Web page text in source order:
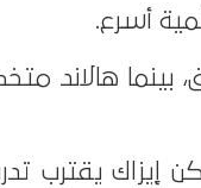
أسرع.
بينما هالاند
إيزاك يقترب